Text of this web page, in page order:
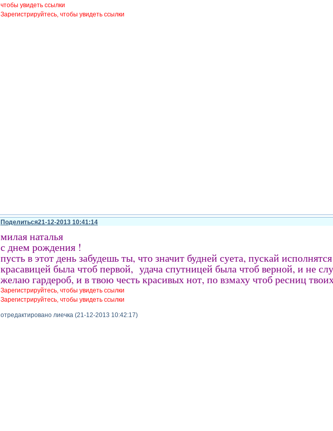
чтобы увидеть ссылки
Зарегистрируйтесь, чтобы увидеть ссылки
Поделиться21-12-2013 10:41:14
милая наталья
с днем рождения !
пусть в этот день забудешь ты, что значит будней суета, пускай
красавицей была чтоб первой, удача спутницей была чтоб верной, и не
желаю гардероб, и в твою честь красивых нот, по взмаху чтоб ресниц
Зарегистрируйтесь, чтобы увидеть ссылки
Зарегистрируйтесь, чтобы увидеть ссылки
отредактировано лиечка (21-12-2013 10:42:17)